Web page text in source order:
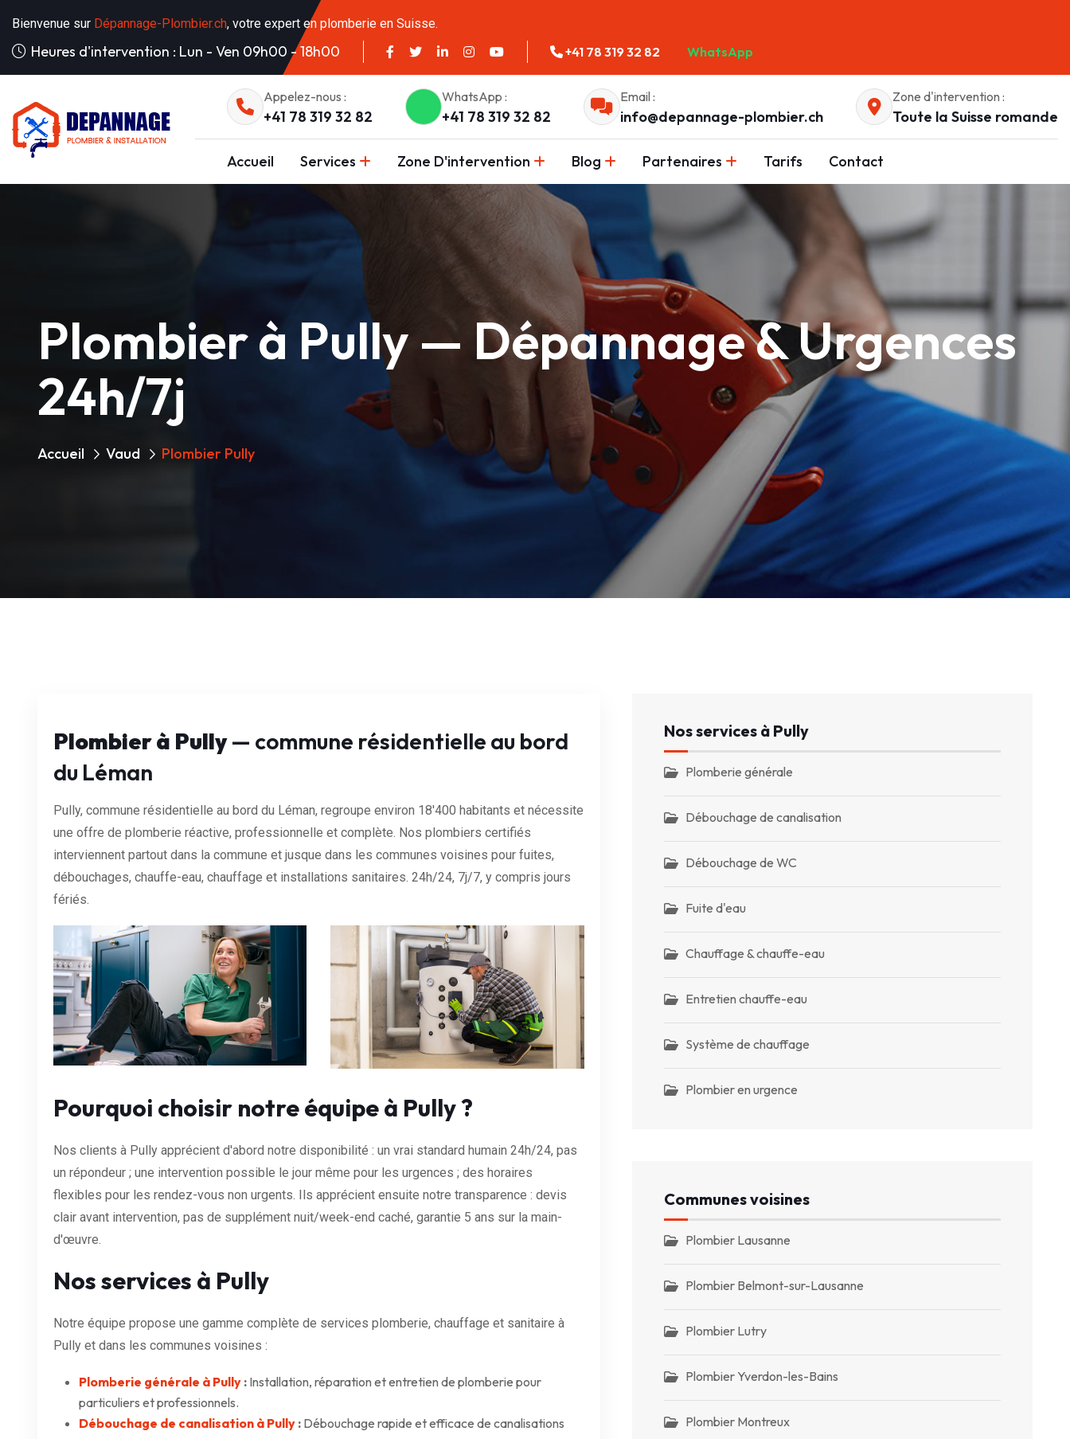
Bienvenue sur Dépannage-Plombier.ch, votre expert en plomberie en Suisse.
Heures d'intervention : Lun - Ven 09h00 - 18h00 +41 78 319 32 82 WhatsApp
Appelez-nous :
+41 78 319 32 82
WhatsApp :
+41 78 319 32 82
Email :
info@depannage-plombier.ch
Zone d'intervention :
Toute la Suisse romande
Accueil Services Zone D'intervention Blog Partenaires Tarifs Contact
Plombier à Pully — Dépannage & Urgences
24h/7j
Accueil Vaud Plombier Pully
Plombier à Pully— commune résidentielle au bord
du Léman
Pully, commune résidentielle au bord du Léman, regroupe environ 18'400 habitants et nécessite
une offre de plomberie réactive, professionnelle et complète. Nos plombiers certifiés
interviennent partout dans la commune et jusque dans les communes voisines pour fuites,
débouchages, chauffe-eau, chauffage et installations sanitaires. 24h/24, 7j/7, y compris jours
fériés.
Pourquoi choisir notre équipe à Pully ?
Nos clients à Pully apprécient d'abord notre disponibilité : un vrai standard humain 24h/24, pas
un répondeur ; une intervention possible le jour même pour les urgences ; des horaires
flexibles pour les rendez-vous non urgents. Ils apprécient ensuite notre transparence : devis
clair avant intervention, pas de supplément nuit/week-end caché, garantie 5 ans sur la main-
d'œuvre.
Nos services à Pully
Notre équipe propose une gamme complète de services plomberie, chauffage et sanitaire à
Pully et dans les communes voisines :
Plomberie générale à Pully : Installation, réparation et entretien de plomberie pour
particuliers et professionnels.
Débouchage de canalisation à Pully : Débouchage rapide et efficace de canalisations
Nos services à Pully
Plomberie générale
Débouchage de canalisation
Débouchage de WC
Fuite d'eau
Chauffage & chauffe-eau
Entretien chauffe-eau
Système de chauffage
Plombier en urgence
Communes voisines
Plombier Lausanne
Plombier Belmont-sur-Lausanne
Plombier Lutry
Plombier Yverdon-les-Bains
Plombier Montreux